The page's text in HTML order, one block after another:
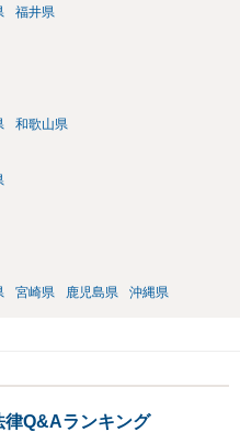
福井県
和歌山県
宮崎県 鹿児島県 沖縄県
律Q&Aランキング